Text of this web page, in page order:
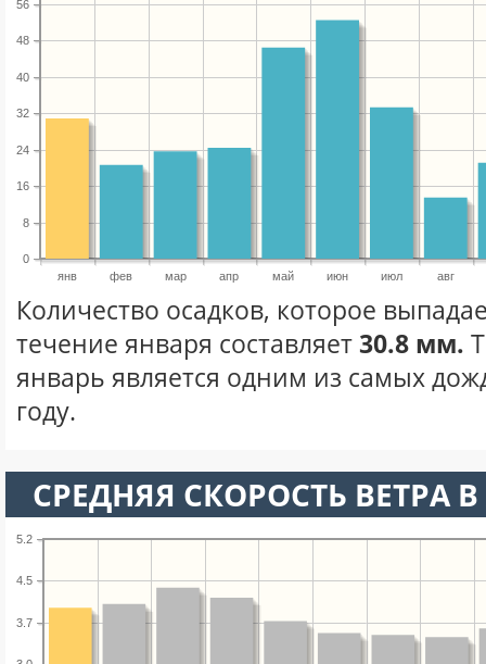
янв фев мар апр май июн июл авг
0
8
16
24
32
40
48
56
Количество осадков, которое
течение января составляет30.8 мм.
январь является одним из самых
году.
СРЕДНЯЯ СКОРОСТЬ ВЕТРА
3.7
4.5
5.2